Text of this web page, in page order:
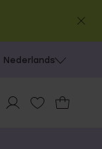
Nederlands